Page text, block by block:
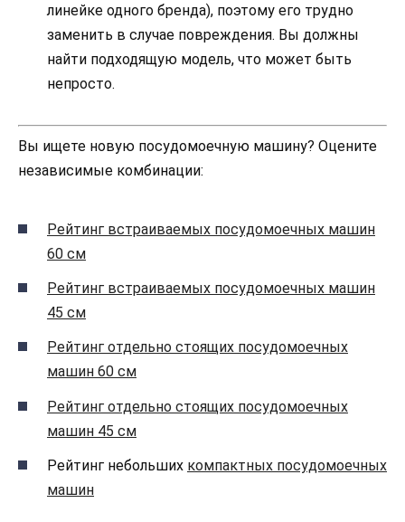
линейке одного бренда), поэтому его трудно
заменить в случае повреждения. Вы должны
найти подходящую модель, что может быть
непросто.
Вы ищете новую посудомоечную машину? Оцените
независимые комбинации:
Рейтинг встраиваемых посудомоечных машин
60 см
Рейтинг встраиваемых посудомоечных машин
45 см
Рейтинг отдельно стоящих посудомоечных
машин 60 см
Рейтинг отдельно стоящих посудомоечных
машин 45 см
Рейтинг небольших компактных посудомоечных
машин